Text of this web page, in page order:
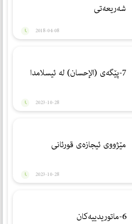
شه‌ریعه‌تی
2018-04-08
7-پێگەی (الإحسان) لە ئیسلامدا
2023-10-28
مێژووی ئیجازه‌ی قورئانی
2023-10-28
6-ماتوریدییەكان